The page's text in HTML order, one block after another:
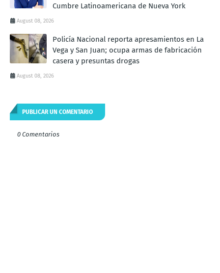
Cumbre Latinoamericana de Nueva York
August 08, 2026
Policía Nacional reporta apresamientos en La
Vega y San Juan; ocupa armas de fabricación
casera y presuntas drogas
August 08, 2026
PUBLICAR UN COMENTARIO
0 Comentarios